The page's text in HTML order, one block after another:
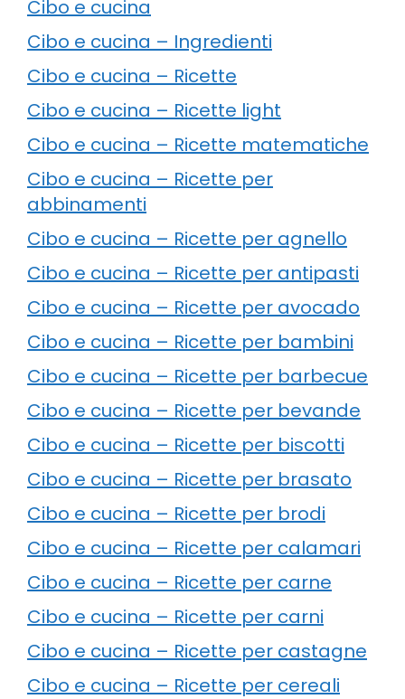
Cibo e cucina
Cibo e cucina – Ingredienti
Cibo e cucina – Ricette
Cibo e cucina – Ricette light
Cibo e cucina – Ricette matematiche
Cibo e cucina – Ricette per
abbinamenti
Cibo e cucina – Ricette per agnello
Cibo e cucina – Ricette per antipasti
Cibo e cucina – Ricette per avocado
Cibo e cucina – Ricette per bambini
Cibo e cucina – Ricette per barbecue
Cibo e cucina – Ricette per bevande
Cibo e cucina – Ricette per biscotti
Cibo e cucina – Ricette per brasato
Cibo e cucina – Ricette per brodi
Cibo e cucina – Ricette per calamari
Cibo e cucina – Ricette per carne
Cibo e cucina – Ricette per carni
Cibo e cucina – Ricette per castagne
Cibo e cucina – Ricette per cereali